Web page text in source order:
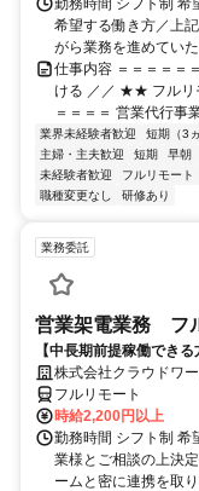
希望する働き方／上
がら業務を進めてい
仕事内容 ＝＝＝＝＝
ける ／／ ★★ フルリ
＝＝＝＝ 営業代行事
業界未経験者歓迎 短期（3
主婦・主夫歓迎
短期 早朝
未経験者歓迎
フルリモート
職種変更なし
研修あり
業務委託
営業架電業務 フ
【中長期前提稼働できる方】 フルリモートで日本全国から応募
働40時間で安定収入！
株式会社クラウドワ
フルリモート
時給2,200円以上
勤務時間 シフト制 希
業様とご相談の上決
ームと密に連携を取